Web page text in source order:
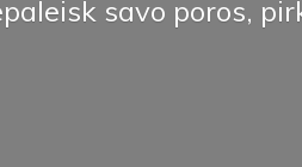
savo poros,